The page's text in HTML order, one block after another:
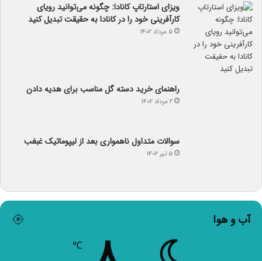
ویزای استارتاپ کانادا: چگونه می‌توانید رویای
کارآفرینی خود را در کانادا به حقیقت تبدیل کنید
۵ مرداد ۱۴۰۲
راهنمای خرید دسته گل مناسب برای هدیه دادن
۲ مرداد ۱۴۰۲
سوالات متداول ناهمواری بعد از لیپوماتیک غبغب
۵ تیر ۱۴۰۲
آب و هوا
۸